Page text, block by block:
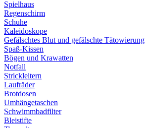
Spielhaus
Regenschirm
Schuhe
Kaleidoskope
Gefälschtes Blut und gefälschte Tätowierung
Spaß-Kissen
Bögen und Krawatten
Notfall
Strickleitern
Laufräder
Brotdosen
Umhängetaschen
Schwimmbadfilter
Bleistifte